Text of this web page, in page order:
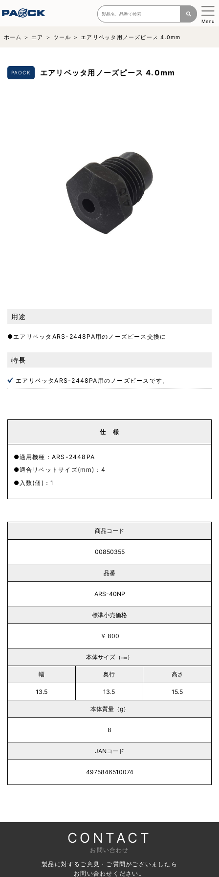
Menu
ホーム エア ツール エアリベッタ用ノーズピース 4.0mm
PAOCK エアリベッタ用ノーズピース 4.0mm
用途
●エアリベッタARS-2448PA用のノーズピース交換に
特長
エアリベッタARS-2448PA用のノーズピースです。
仕 様
適用機種：ARS-2448PA
適合リベットサイズ(mm)：4
入数(個)：1
商品コード
00850355
品番
ARS-40NP
標準小売価格
￥ 800
本体サイズ（㎜）
幅 奥行 高さ
13.5 13.5 15.5
本体質量（g）
8
JANコード
4975846510074
CONTACT
お問い合わせ
製品に対するご意見・ご質問がございましたら
お問い合わせください。